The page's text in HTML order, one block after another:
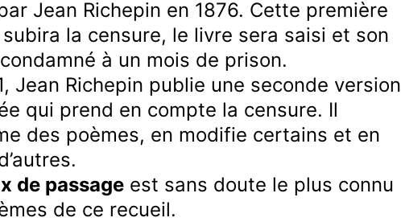
y
a
c
k
R
a
t
e
k
w
a
r
d
s
e
w
a
r
d
E
p
i
s
o
d
e
Jean Richepin en 1876. Cette première
la censure, le livre sera saisi et son
à un mois de prison.
Jean Richepin publie une seconde version
qui prend en compte la censure. Il
des poèmes, en modifie certains et en
de passage est sans doute le plus connu
de ce recueil.